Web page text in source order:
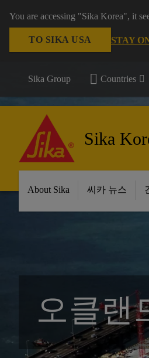
You are accessing "Sika Korea", it
TO SIKA USA STAY
Sika Group Countries
Sika
About Sika 씨카 뉴스
오클랜